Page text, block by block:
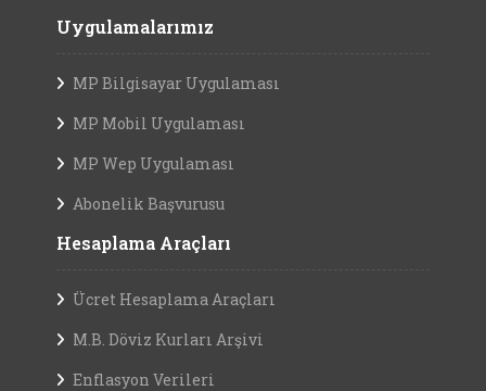
Uygulamalarımız
MP Bilgisayar Uygulaması
MP Mobil Uygulaması
MP Wep Uygulaması
Abonelik Başvurusu
Hesaplama Araçları
Ücret Hesaplama Araçları
M.B. Döviz Kurları Arşivi
Enflasyon Verileri